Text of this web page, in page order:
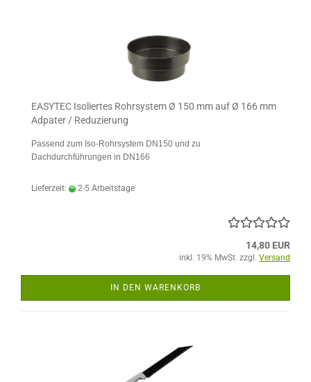
EASYTEC Isoliertes Rohrsystem Ø 150 mm auf Ø 166 mm
Adpater / Reduzierung
Passend zum Iso-Rohrsystem DN150 und zu
Dachdurchführungen in DN166
Lieferzeit: 2-5 Arbeitstage
14,80 EUR
inkl. 19% MwSt. zzgl. Versand
IN DEN WARENKORB